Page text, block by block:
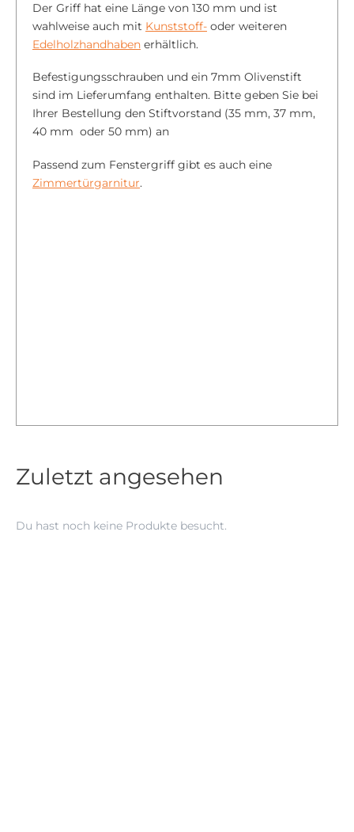
Der Griff hat eine Länge von 130 mm und ist
wahlweise auch mit Kunststoff- oder weiteren
Edelholzhandhaben erhältlich.
Befestigungsschrauben und ein 7mm Olivenstift
sind im Lieferumfang enthalten. Bitte geben Sie bei
Ihrer Bestellung den Stiftvorstand (35 mm, 37 mm,
40 mm oder 50 mm) an
Passend zum Fenstergriff gibt es auch eine
Zimmertürgarnitur.
Zuletzt angesehen
Du hast noch keine Produkte besucht.